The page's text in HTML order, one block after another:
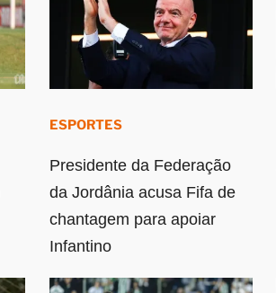
ESPORTES
Presidente da Federação
da Jordânia acusa Fifa de
chantagem para apoiar
Infantino